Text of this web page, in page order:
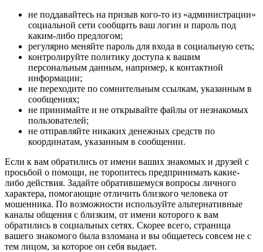
не поддавайтесь на призыв кого-то из «администрации»
социальной сети сообщить ваш логин и пароль под
каким-либо предлогом;
регулярно меняйте пароль для входа в социальную сеть;
контролируйте политику доступа к вашим
персональным данным, например, к контактной
информации;
не переходите по сомнительным ссылкам, указанным в
сообщениях;
не принимайте и не открывайте файлы от незнакомых
пользователей;
не отправляйте никаких денежных средств по
координатам, указанным в сообщении.
Если к вам обратились от имени ваших знакомых и друзей с
просьбой о помощи, не торопитесь предпринимать какие-
либо действия. Задайте обратившемуся вопросы личного
характера, помогающие отличить близкого человека от
мошенника. По возможности используйте альтернативные
каналы общения с близким, от имени которого к вам
обратились в социальных сетях. Скорее всего, страница
вашего знакомого была взломана и вы общаетесь совсем не с
тем лицом, за которое он себя выдает.